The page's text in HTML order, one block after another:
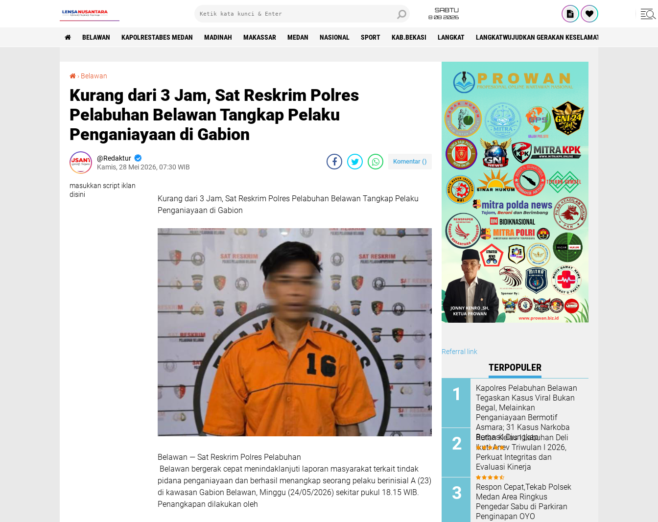
SABTU
8 08 2026
BELAWAN KAPOLRESTABES MEDAN MADINAH MAKASSAR MEDAN NASIONAL SPORT KAB.BEKASI LANGKAT LANGKATWUJUDKAN GERAKAN KESELAMATAN BERLALU
› Belawan
Kurang dari 3 Jam, Sat Reskrim Polres
Pelabuhan Belawan Tangkap Pelaku
Penganiayaan di Gabion
Redaktur
Kamis, 28 Mei 2026, 07:30 WIB
Komentar ()
masukkan script iklan
disini
Kurang dari 3 Jam, Sat Reskrim Polres Pelabuhan Belawan Tangkap Pelaku
Penganiayaan di Gabion
Belawan — Sat Reskrim Polres Pelabuhan
Belawan bergerak cepat menindaklanjuti laporan masyarakat terkait tindak
pidana penganiayaan dan berhasil menangkap seorang pelaku berinisial A (23)
di kawasan Gabion Belawan, Minggu (24/05/2026) sekitar pukul 18.15 WIB.
Penangkapan dilakukan oleh
Referral link
TERPOPULER
Kapolres Pelabuhan Belawan
Tegaskan Kasus Viral Bukan
Begal, Melainkan
Penganiayaan Bermotif
Asmara; 31 Kasus Narkoba
Berhasil Diungkap
Rutan Kelas I Labuhan Deli
Ikuti Anev Triwulan I 2026,
Perkuat Integritas dan
Evaluasi Kinerja
Respon Cepat,Tekab Polsek
Medan Area Ringkus
Pengedar Sabu di Parkiran
Penginapan OYO